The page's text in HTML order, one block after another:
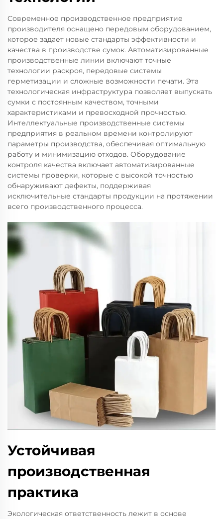
Современное производственное предприятие
производителя оснащено передовым оборудованием,
которое задает новые стандарты эффективности и
качества в производстве сумок. Автоматизированные
производственные линии включают точные
технологии раскроя, передовые системы
герметизации и сложные возможности печати. Эта
технологическая инфраструктура позволяет выпускать
сумки с постоянным качеством, точными
характеристиками и превосходной прочностью.
Интеллектуальные производственные системы
предприятия в реальном времени контролируют
параметры производства, обеспечивая оптимальную
работу и минимизацию отходов. Оборудование
контроля качества включает автоматизированные
системы проверки, которые с высокой точностью
обнаруживают дефекты, поддерживая
исключительные стандарты продукции на протяжении
всего производственного процесса.
Устойчивая
производственная
практика
Экологическая ответственность лежит в основе